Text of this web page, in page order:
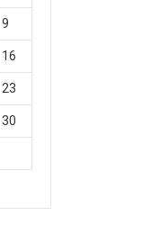
9
16
23
30